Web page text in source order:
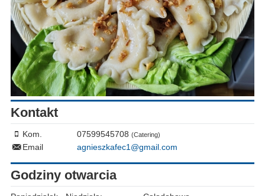
Kontakt
Kom. 07599545708 (Catering)
Email agnieszkafec1@gmail.com
Godziny otwarcia